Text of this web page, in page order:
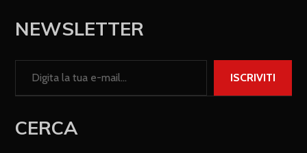
NEWSLETTER
ISCRIVITI
CERCA